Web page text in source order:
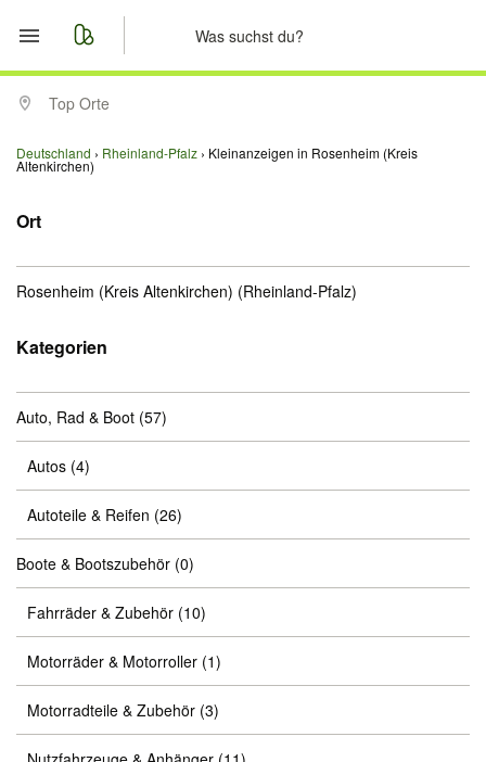
Start
Merkliste
Top Orte
Deutschland Rheinland-Pfalz Kleinanzeigen in Rosenheim (Kreis
Altenkirchen)
Ort
Rosenheim (Kreis Altenkirchen) (Rheinland-Pfalz)
Kategorien
Auto, Rad & Boot (57)
Autos (4)
Autoteile & Reifen (26)
Boote & Bootszubehör (0)
Fahrräder & Zubehör (10)
Motorräder & Motorroller (1)
Motorradteile & Zubehör (3)